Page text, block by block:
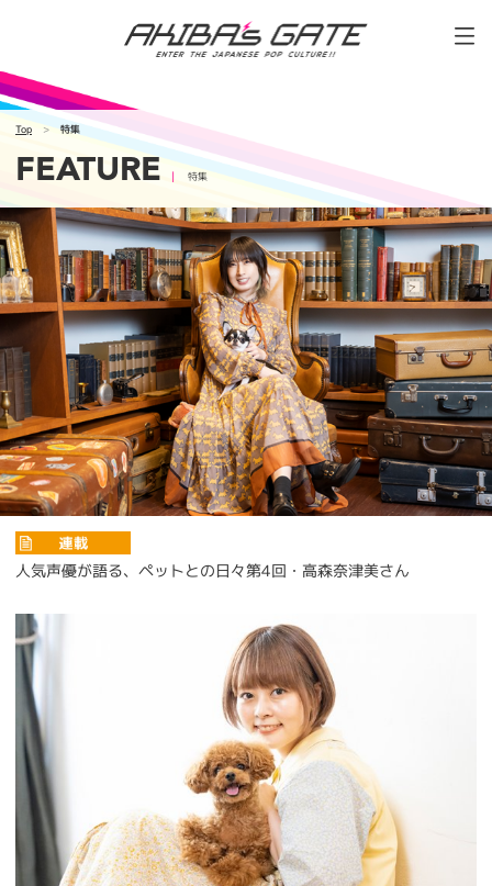
Top 特集
FEATURE 特集
人気声優が語る、ペットとの日々第4回・高森奈津美さん